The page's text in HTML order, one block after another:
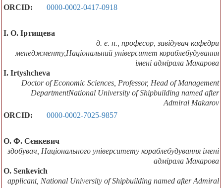
ORCID:
0000-0002-0417-0918
І. О. Іртищева
д. е. н., професор, завідувач кафедри
менеджменту,Національний університет кораблебудування
імені адмірала Макарова
I. Irtyshcheva
Doctor of Economic Sciences, Professor, Head of Management
DepartmentNational University of Shipbuilding named after
Admiral Makarov
ORCID:
0000-0002-7025-9857
О. Ф. Сєнкевич
здобувач, Національного університету кораблебудування імені
адмірала Макарова
O. Senkevich
applicant, National University of Shipbuilding named after Admiral